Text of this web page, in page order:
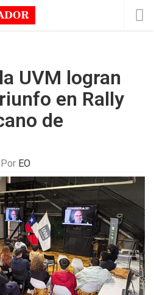
UVM logran
en Rally
de
Por EO